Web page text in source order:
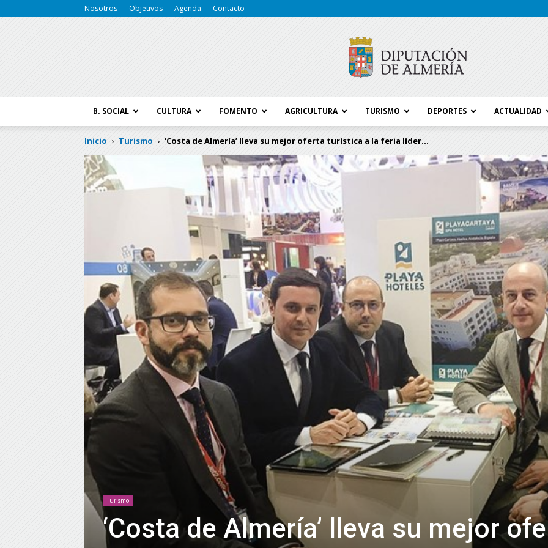
Nosotros Objetivos Agenda Contacto
de
Almería
B. SOCIAL CULTURA FOMENTO AGRICULTURA TURISMO DEPORTES ACTUALIDAD
Inicio Turismo ‘Costa de Almería’ lleva su mejor oferta turística a la feria líder...
Turismo
‘Costa de Almería’ lleva su mejor